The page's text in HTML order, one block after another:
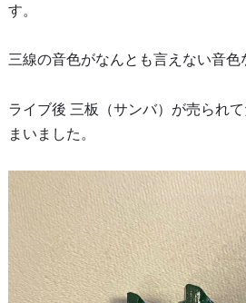
す。
三線の音色がなんとも言えない音色
ライブ後 三板（サンバ）が売られ
まいました。